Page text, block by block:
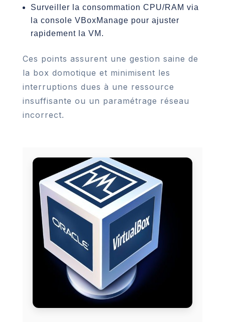
Surveiller la consommation CPU/RAM via
la console VBoxManage pour ajuster
rapidement la VM.
Ces points assurent une gestion saine de
la box domotique et minimisent les
interruptions dues à une ressource
insuffisante ou un paramétrage réseau
incorrect.